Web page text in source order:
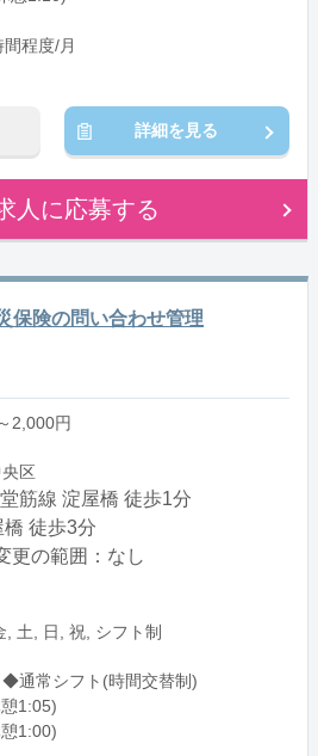
程度/月
詳細を見る
人に応募する
保険の問い合わせ管理
2,000円
区
筋線 淀屋橋 徒歩1分
徒歩3分
更の範囲：なし
, 土, 日, 祝, シフト制
◆通常シフト(時間交替制)
1:05)
1:00)